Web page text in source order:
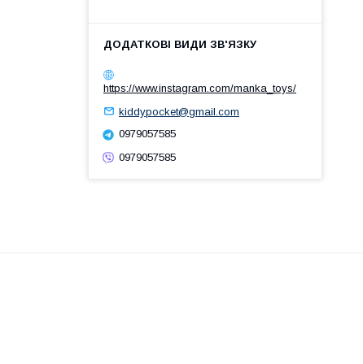
https://www.instagram.com/manka_toys/
kiddypocket@gmail.com
0979057585
0979057585